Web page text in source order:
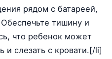
рядом с батареей,
тишину и
что ребенок может
и слезать с кровати.[/li]